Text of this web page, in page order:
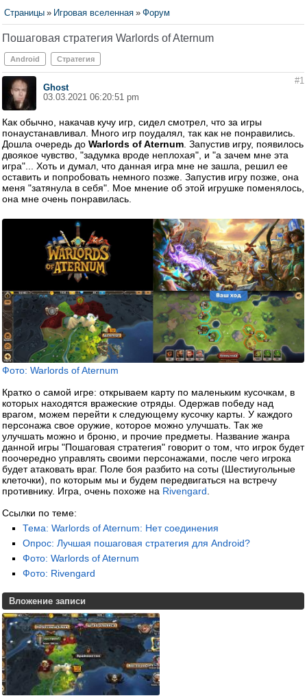
Страницы » Игровая вселенная » Форум
Пошаговая стратегия Warlords of Aternum
Android Стратегия
Ghost
03.03.2021 06:20:51 pm
#1
Как обычно, накачав кучу игр, сидел смотрел, что за игры
понаустанавливал. Много игр поудалял, так как не понравились.
Дошла очередь до Warlords of Aternum . Запустив игру, появилось
двоякое чувство, "задумка вроде неплохая", и "а зачем мне эта
игра"... Хоть и думал, что данная игра мне не зашла, решил ее
оставить и попробовать немного позже. Запустив игру позже, она
меня "затянула в себя". Мое мнение об этой игрушке поменялось,
она мне очень понравилась.
Фото: Warlords of Aternum
Кратко о самой игре: открываем карту по маленьким кусочкам, в
которых находятся вражеские отряды. Одержав победу над
врагом, можем перейти к следующему кусочку карты. У каждого
персонажа свое оружие, которое можно улучшать. Так же
улучшать можно и броню, и прочие предметы. Название жанра
данной игры "Пошаговая стратегия" говорит о том, что игрок будет
поочередно управлять своими персонажами, после чего игрока
будет атаковать враг. Поле боя разбито на соты (Шестиугольные
клеточки), по которым мы и будем передвигаться на встречу
противнику. Игра, очень похоже на Rivengard
Ссылки по теме:
Тема: Warlords of Aternum: Нет соединения
Опрос: Лучшая пошаговая стратегия для Android?
Фото: Warlords of Aternum
Фото: Rivengard
Вложение записи